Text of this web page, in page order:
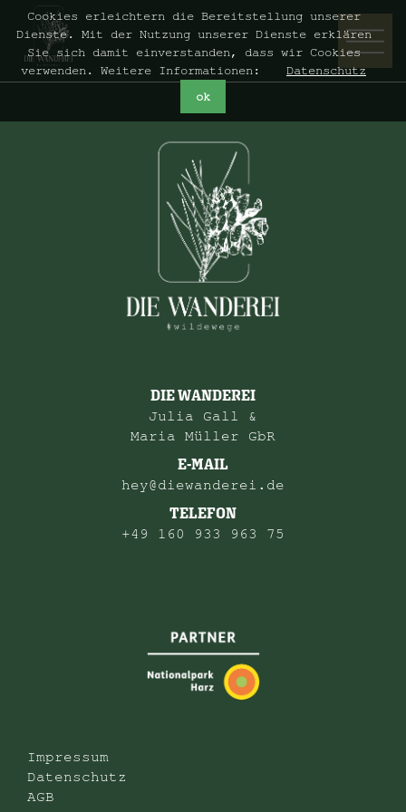
Cookies erleichtern die Bereitstellung unserer
Dienste. Mit der Nutzung unserer Dienste erklären
Sie sich damit einverstanden, dass wir Cookies
verwenden. Weitere Informationen:
Datenschutz
ok
DIE WANDEREI
Julia Gall &
Maria Müller GbR
E-MAIL
hey@diewanderei.de
TELEFON
+49 160 933 963 75
Impressum
Datenschutz
AGB